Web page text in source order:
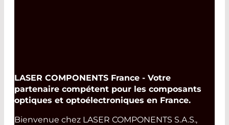
LASER COMPONENTS France - Votre
partenaire compétent pour les composants
optiques et optoélectroniques en France.
Bienvenue chez LASER COMPONENTS S.A.S.,